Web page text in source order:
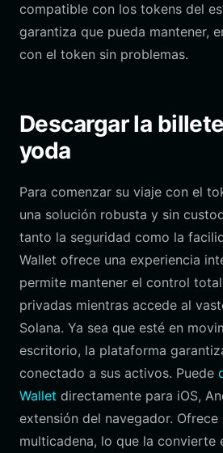
compatible con los tokens del
garantiza que pueda mantener,
con el token sin problemas.
Descargar la
yoda
Para comenzar su viaje con el
una solución robusta y sin
tanto la seguridad como la
Wallet ofrece una experiencia
permite mantener el control
privadas mientras accede al
Solana. Ya sea que esté en
escritorio, la plataforma
conectado a sus activos. Puede
Wallet directamente para iOS,
extensión del navegador.
multicadena, lo que la convierte